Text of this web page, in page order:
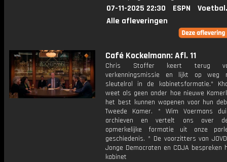
07-11-2025 22:30 ESPN
Alle afleveringen
Café Kockelmann: Afl. 11
Chris Stoffer keert terug
verkenningsmissie en lijkt op weg
sleutelrol in de kabinetsformatie.*
weet als geen ander hoe nieuwe
het best kunnen wapenen voor hun
Tweede Kamer. * Wim Voermans
archieven en vertelt ons over
opmerkelijke formatie uit onze
geschiedenis. * De voorzitters van
Jonge Democraten en CDJA bespreken
kabinet